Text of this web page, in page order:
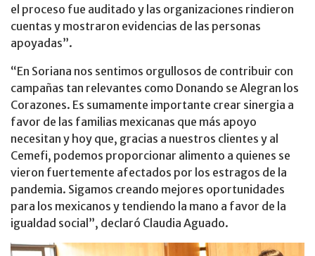
el proceso fue auditado y las organizaciones rindieron
cuentas y mostraron evidencias de las personas
apoyadas”.
“En Soriana nos sentimos orgullosos de contribuir con
campañas tan relevantes como Donando se Alegran los
Corazones. Es sumamente importante crear sinergia a
favor de las familias mexicanas que más apoyo
necesitan y hoy que, gracias a nuestros clientes y al
Cemefi, podemos proporcionar alimento a quienes se
vieron fuertemente afectados por los estragos de la
pandemia. Sigamos creando mejores oportunidades
para los mexicanos y tendiendo la mano a favor de la
igualdad social”, declaró Claudia Aguado.